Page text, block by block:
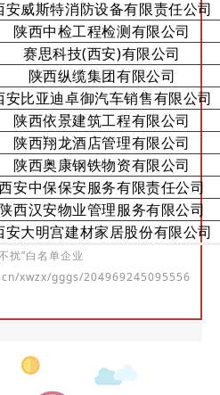
安威斯特消防设备有限责任公司
陕西中检工程检测有限公司
赛思科技(西安)有限公司
陕西纵缆集团有限公司
安比亚迪卓御汽车销售有限公司
陕西依景建筑工程有限公司
陕西翔龙酒店管理有限公司
陕西奥康钢铁物资有限公司
安中保保安服务有限责任公司
陕西汉安物业管理服务有限公司
安大明宫建材家居股份有限公司
扰”白名单企业
xwzx/gggs/204969245095556